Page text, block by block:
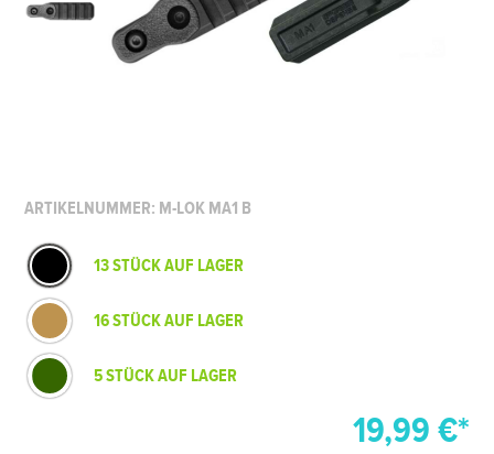
ARTIKELNUMMER: M-LOK MA1 B
13 STÜCK AUF LAGER
16 STÜCK AUF LAGER
5 STÜCK AUF LAGER
19,99 €*